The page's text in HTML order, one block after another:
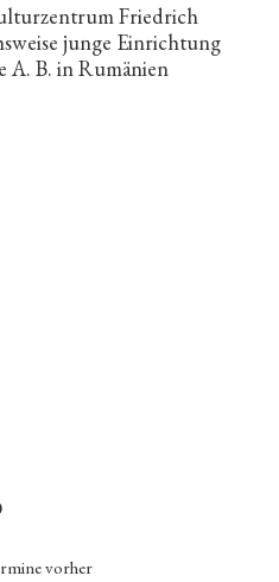
Friedrich
junge Einrichtung
A. B. in Rumänien
vorher